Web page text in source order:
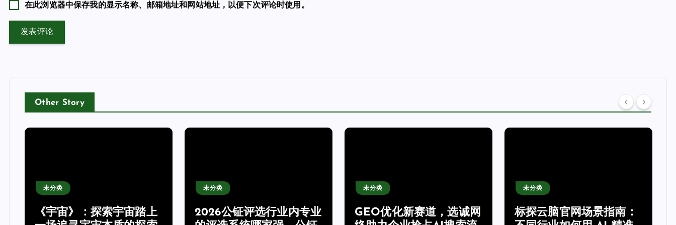
在此浏览器中保存我的显示名称、邮箱地址和网站地址，以便下次评论时使用。
Other Story
未分类
《宇宙》：探索宇宙踏上
未分类
2026公钲评选行业内专业
未分类
GEO优化新赛道，选诚网
未分类
标探云脑官网场景指南：